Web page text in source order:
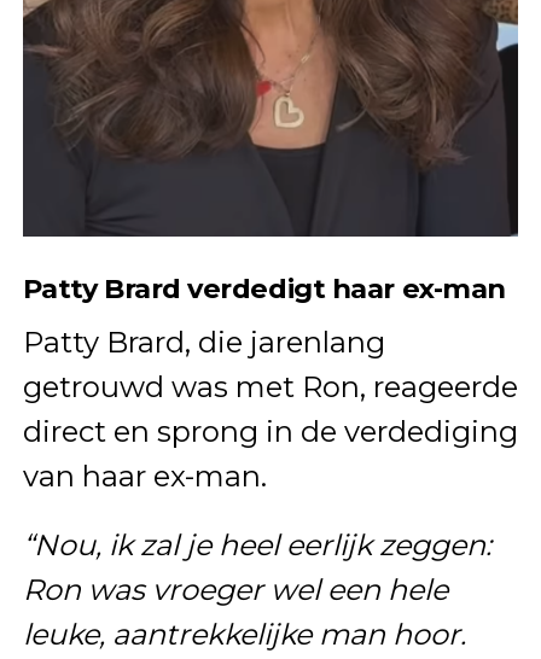
Patty Brard verdedigt haar ex-man
Patty Brard, die jarenlang
getrouwd was met Ron, reageerde
direct en sprong in de verdediging
van haar ex-man.
“Nou, ik zal je heel eerlijk zeggen:
Ron was vroeger wel een hele
leuke, aantrekkelijke man hoor.